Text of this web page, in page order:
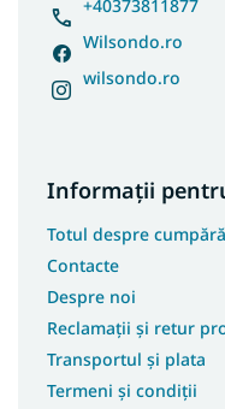
+40373811877
Wilsondo.ro
wilsondo.ro
Informații
Totul despre
Contacte
Despre noi
Reclamații și retur
Transportul și plata
Termeni și condiții